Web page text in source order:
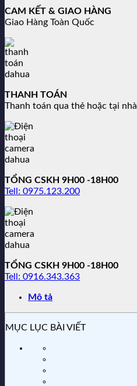
CAM KẾT & GIAO HÀNG
Giao Hàng Toàn Quốc
THANH TOÁN
Thanh toán qua thẻ hoặc tại nhà
TỔNG CSKH 9H00 -18H00
Tell: 0975.123.200
TỔNG CSKH 9H00 -18H00
Tell: 0916.343.363
Mô tả
MỤC LỤC BÀI VIẾT